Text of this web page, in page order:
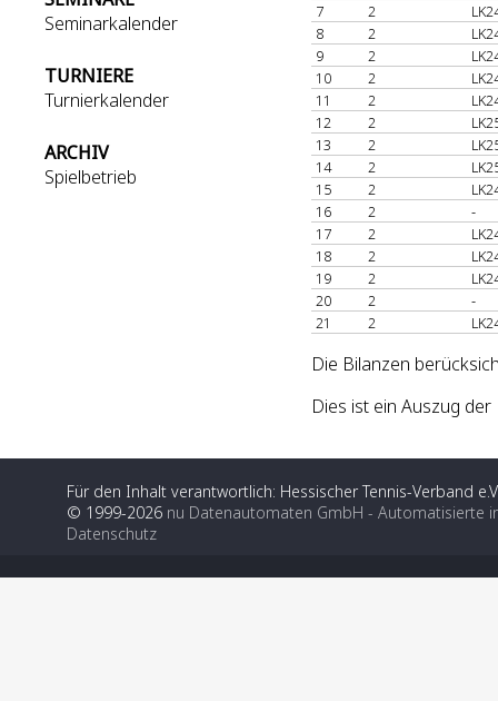
Seminarkalender
TURNIERE
Turnierkalender
ARCHIV
Spielbetrieb
7
2
8
2
9
2
10
2
11
2
12
2
13
2
14
2
15
2
16
2
-
17
2
18
2
19
2
20
2
-
21
2
Die Bilanzen
Dies ist ein Auszug
Für den Inhalt verantwortlich: Hessischer Tennis-Verband
© 1999-2026 nu Datenautomaten GmbH - Automatisierte
Datenschutz